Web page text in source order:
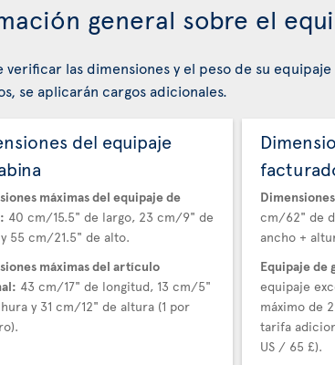
general sobre el
verificar las dimensiones y el peso de su
se aplicarán cargos adicionales.
del equipaje
máximas del equipaje de
40 cm/15.5" de largo, 23 cm/9" de
55 cm/21.5" de alto.
máximas del artículo
43 cm/17" de longitud, 13 cm/5"
y 31 cm/12" de altura (1 por
cm/62" de
ancho +
Equipaje de
equipaje
máximo de
tarifa
US / 65 £).